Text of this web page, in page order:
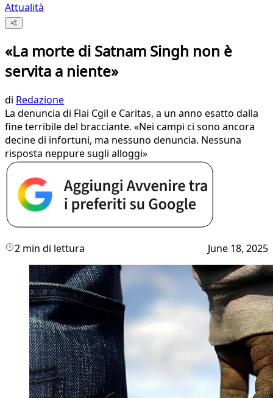
Attualità
«La morte di Satnam Singh non è
servita a niente»
di Redazione
La denuncia di Flai Cgil e Caritas, a un anno esatto dalla
fine terribile del bracciante. «Nei campi ci sono ancora
decine di infortuni, ma nessuno denuncia. Nessuna
risposta neppure sugli alloggi»
2 min di lettura June 18, 2025